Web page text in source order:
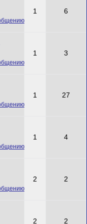
1 6
1 3
1 27
1 4
2 2
2 2